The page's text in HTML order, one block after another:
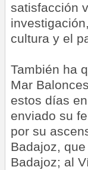
satisfacción
cultura y el
También ha
Mar
estos días
enviado su
por su
Badajoz,
Badajoz; al